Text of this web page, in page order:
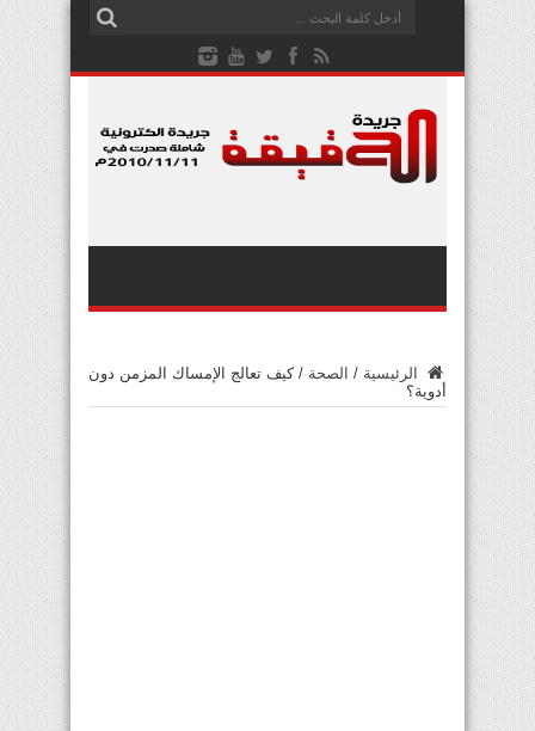
الرئيسية / الصحة / كيف تعالج الإمساك المزمن دون
أدوية؟